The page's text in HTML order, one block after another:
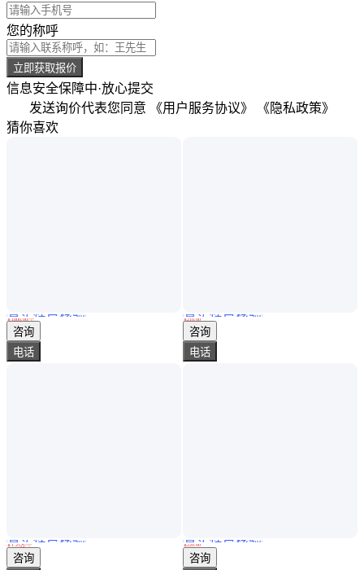
您的称呼
立即获取报价
信息安全保障中·放心提交
发送询价代表您同意 《用户服务协议》
《隐私政策》
猜你喜欢
黑龙江 工厂设备无线技改 触摸屏/组态/力控与S7系列PLC可一主多从 自主研发 不用编程 通电即用
真实性已核验
￥ 1800.00/个
陕西西安
咨询
电话
MTL838B安全栅又称安全限能器，是本安系统中的重要组成部分
真实性已核验
￥ 1.25万/个
上海
咨询
倍加福安全限能器KCD2-UT2-1可将两个隔离的输出信号传输到控制端
真实性已核验
￥210.00
上海
咨询
电话
倍加福安全限能器KFD0-CC-1用于保护危险区域不受多余能量的影响
真实性已核验
￥220.00
上海
咨询